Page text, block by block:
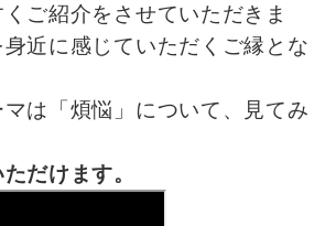
ご紹介をさせていただきま
近に感じていただくご縁とな
は「煩悩」について、見てみ
だけます。